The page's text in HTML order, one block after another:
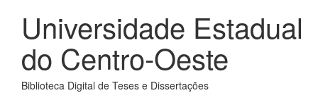
Universidade Estadual
do Centro-Oeste
Biblioteca Digital de Teses e Dissertações